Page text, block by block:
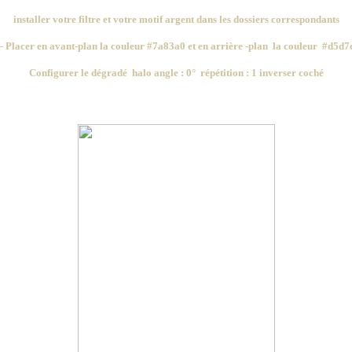
installer votre filtre et votre motif argent dans les dossiers correspondants
Placer en avant-plan la couleur #7a83a0 et en arrière -plan la couleur
Configurer le dégradé halo angle : 0° répétition : 1 inverser coché